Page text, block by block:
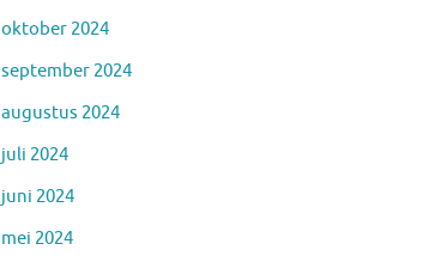
oktober 2024
september 2024
augustus 2024
juli 2024
juni 2024
mei 2024